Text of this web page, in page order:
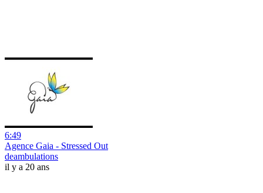
6:49
Agence Gaia - Stressed Out
deambulations
il y a 20 ans